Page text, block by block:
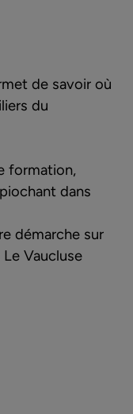
de savoir où
du
formation,
dans
démarche sur
Le Vaucluse